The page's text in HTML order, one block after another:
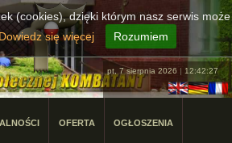
(cookies), dzięki którym nasz serwis może
Dowiedz się więcej Rozumiem
OFERTA OGŁOSZENIA
pt, 7 sierpnia 2026 | 12:42:27